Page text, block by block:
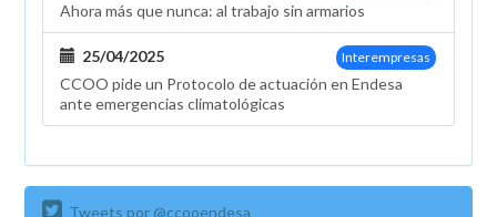
Ahora más que nunca: al trabajo sin armarios
Interempresas
25/04/2025
CCOO pide un Protocolo de actuación en Endesa
ante emergencias climatológicas
Tweets por @ccooendesa